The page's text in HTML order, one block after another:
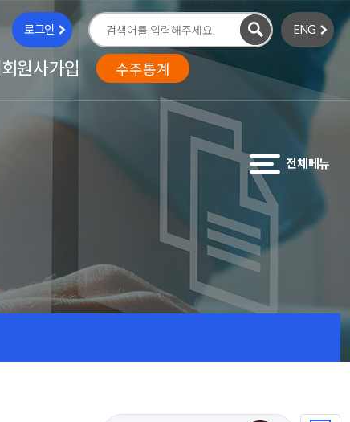
회원사가입 수주통계
로그인
검
ENG
전체메뉴